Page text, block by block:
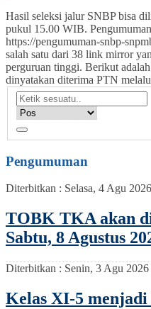
Hasil seleksi jalur SNBP bisa
pukul 15.00 WIB.
https://pengumuman-snbp-
salah satu dari 38 link mirror
perguruan tinggi. Berikut
dinyatakan diterima PTN
Pengumuman
Diterbitkan : Selasa, 4 Agu 2026
TOBK TKA akan
Sabtu, 8 Agustus
Diterbitkan : Senin, 3 Agu 2026
Kelas XI-5